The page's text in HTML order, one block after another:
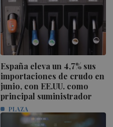
España eleva un 4,7% sus
importaciones de crudo en
junio, con EE.UU. como
principal suministrador
PLAZA